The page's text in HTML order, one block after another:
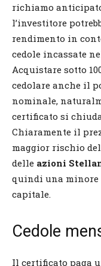
richiamo
l’investitore
rendimento in
cedole incassate
Acquistare sotto
cedolare anche il
nominale,
certificato si
Chiaramente il
maggior rischio
delle azioni
quindi una minore
capitale.
Cedole
Il certificato paga